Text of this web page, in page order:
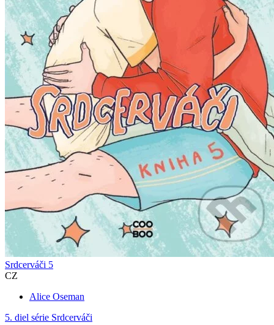
Srdcerváči 5
CZ
Alice Oseman
5. diel série Srdcerváči